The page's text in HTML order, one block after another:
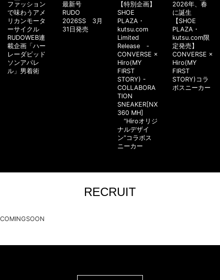
ファッション
で味わうアメ
リカンモータ
ーサイクル
RUDOWEB連
載企画「ハー
レーダビッド
ソンアパレ
ル」男着術
最新号
RUDO
2026SS 3月
31日発売
【特別企画】
SHOE
PLAZA・
kutsu.com
Limited
Release -
CONVERSE ×
Hiro(MY
FIRST
STORY) -
COLLABORA
TION
SNEAKER[NX
360 MH]
“Hiroオリジ
ナルデザイ
ン”コラボス
ニーカー
2026年、春
に誕生
【SHOE
PLAZA・
kutsu.com限
定発売】
CONVERSE ×
Hiro(MY
FIRST
STORY)コラ
ボスニーカー
RECRUIT
COMINGSOON